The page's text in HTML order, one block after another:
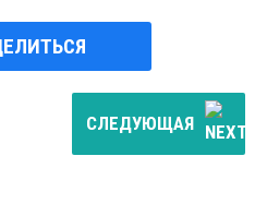
СЛЕДУЮЩАЯ